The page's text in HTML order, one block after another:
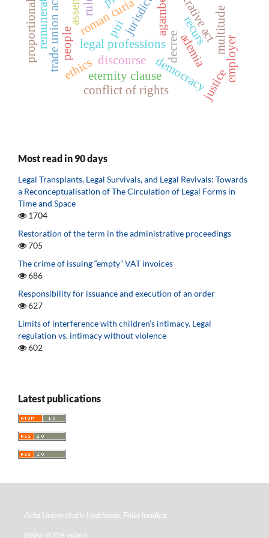
ethics
legal professions
discourse
recurs
roman curia
decree
democracy
eternity clause
conflict of rights
agamben
ademia
people multitude
trade union activist
remuneration
employer
proportionality pui
justice
Most read in 90 days
Legal Transplants, Legal Survivals, and Legal Revivals: Towards
a Reconceptualisation of The Circulation of Legal Forms in
Time and Space
1704
Restoration of the term in the administrative proceedings
705
The crime of issuing “empty” VAT invoices
686
Responsibility for issuance and execution of an order
627
Limits of interference with children’s intimacy. Legal
regulation vs. intimacy without violence
602
Latest publications
Acta Universitatis Lodziensis. Folia Iuridica
ISSN: 0208-6069